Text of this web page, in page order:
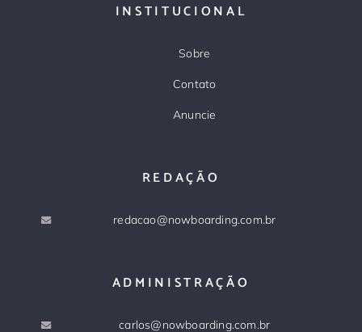
INSTITUCIONAL
Sobre
Contato
Anuncie
REDAÇÃO
redacao@nowboarding.com.br
ADMINISTRAÇÃO
carlos@nowboarding.com.br